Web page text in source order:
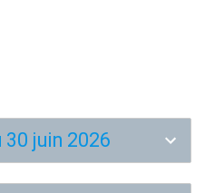
juin 2026